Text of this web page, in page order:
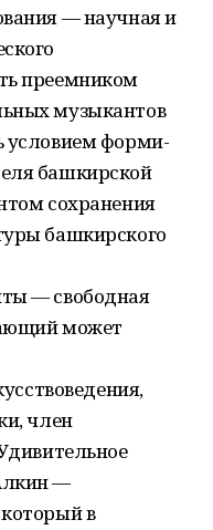
— научная и
преемником
музыкантов
условием форми-
башкирской
сохранения
башкирского
— свободная
может
член
—
в